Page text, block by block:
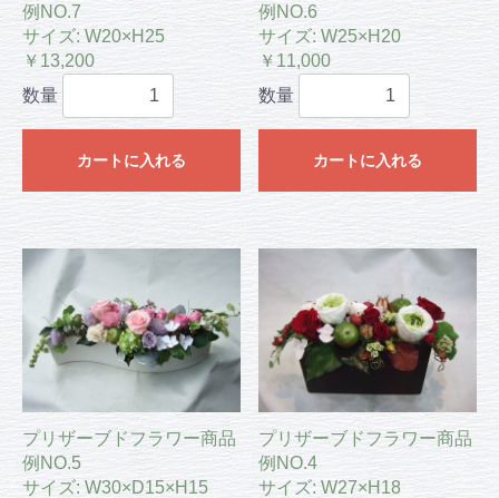
例NO.7
サイズ: W20×H25
￥13,200
数量
カートに入れる
例NO.6
サイズ: W25×H20
￥11,000
数量
カートに入れる
プリザーブドフラワー商品
例NO.5
サイズ: W30×D15×H15
プリザーブドフラワー商品
例NO.4
サイズ: W27×H18